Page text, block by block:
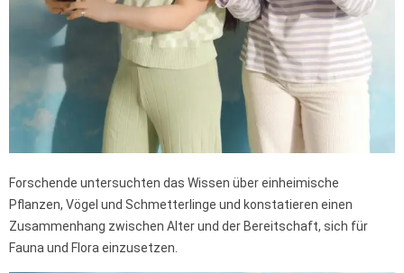
Forschende untersuchten das Wissen über einheimische
Pflanzen, Vögel und Schmetterlinge und konstatieren einen
Zusammenhang zwischen Alter und der Bereitschaft, sich für
Fauna und Flora einzusetzen.